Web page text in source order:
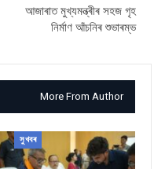
আজাৰাত মুখ্যমন্ত্ৰীৰ সহজ গৃহ
নিৰ্মাণ আঁচনিৰ শুভাৰম্ভ
More From Author
সুখবৰ